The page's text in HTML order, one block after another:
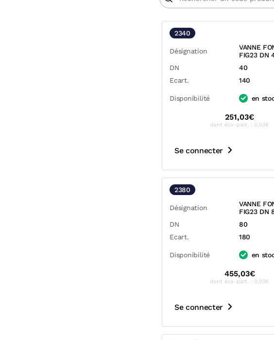
2340
Désignation
VANNE
FIG23 DN
DN
40
Ecart.
140
Disponibilité en
251,03€
dont éco-part. : 0,03€
Se connecter
2380
Désignation
VANNE
FIG23 DN
DN
80
Ecart.
180
Disponibilité en
455,03€
dont éco-part. : 0,03€
Se connecter